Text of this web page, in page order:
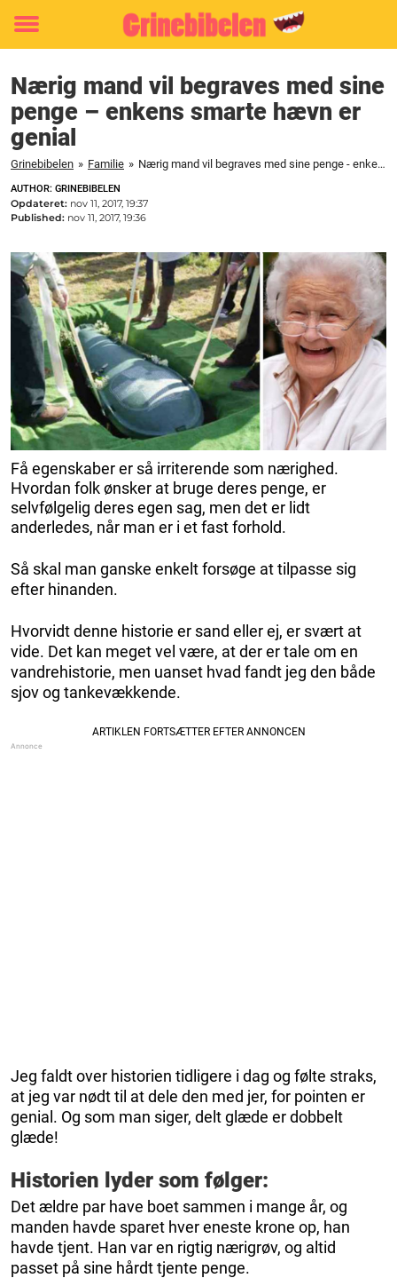
Toggle
Nærig mand vil begraves med sine
penge – enkens smarte hævn er
genial
Grinebibelen » Familie » Nærig mand vil begraves med sine penge - enkens smarte hævn er genial
AUTHOR: GRINEBIBELEN
Opdateret: nov 11, 2017, 19:37
Published: nov 11, 2017, 19:36
Få egenskaber er så irriterende som nærighed.
Hvordan folk ønsker at bruge deres penge, er
selvfølgelig deres egen sag, men det er lidt
anderledes, når man er i et fast forhold.
Så skal man ganske enkelt forsøge at tilpasse sig
efter hinanden.
Hvorvidt denne historie er sand eller ej, er svært at
vide. Det kan meget vel være, at der er tale om en
vandrehistorie, men uanset hvad fandt jeg den både
sjov og tankevækkende.
Jeg faldt over historien tidligere i dag og følte straks,
at jeg var nødt til at dele den med jer, for pointen er
genial. Og som man siger, delt glæde er dobbelt
glæde!
Historien lyder som følger:
Det ældre par have boet sammen i mange år, og
manden havde sparet hver eneste krone op, han
havde tjent. Han var en rigtig nærigrøv, og altid
passet på sine hårdt tjente penge.